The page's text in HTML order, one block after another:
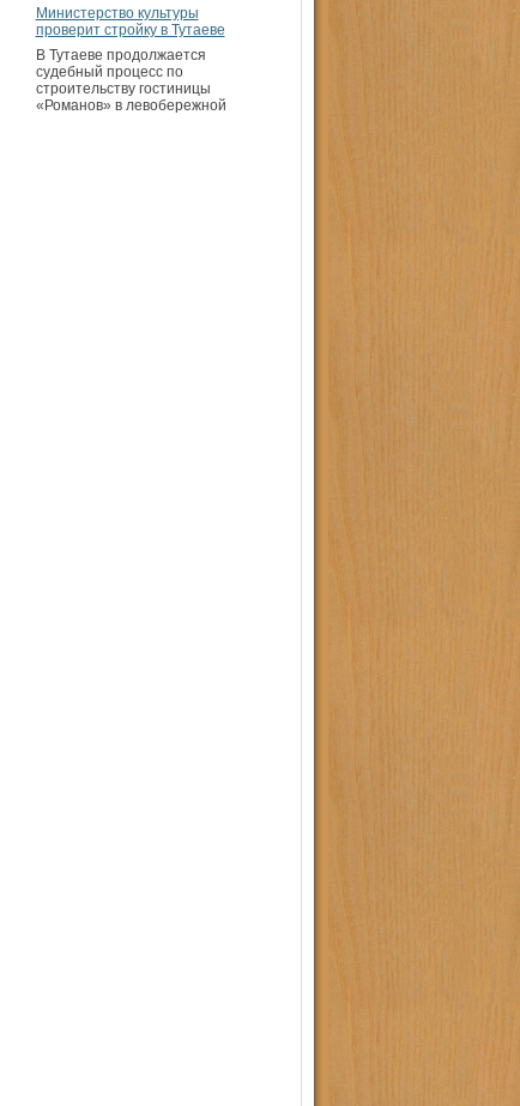
Министерство культуры
проверит стройку в Тутаеве
В Тутаеве продолжается
судебный процесс по
строительству гостиницы
«Романов» в левобережной